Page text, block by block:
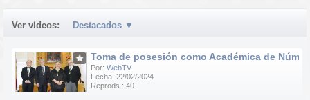
Ver vídeos: Destacados ▼
Toma de posesión como Académica de
Por: WebTV
Fecha: 22/02/2024
Reprods.: 40